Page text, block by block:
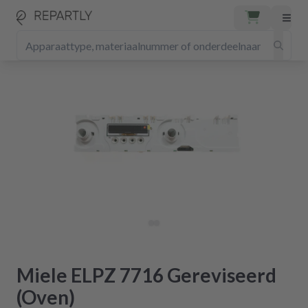
Miele ELPZ 7716 Gereviseerd
(Oven)